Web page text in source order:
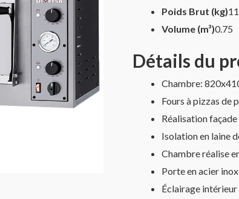
Poids Brut (kg)
Volume (m³)0.75
Détails du
Chambre:
Fours à pizzas de
Réalisation façade
Isolation en laine
Chambre réalise
Porte en acier
Éclairage